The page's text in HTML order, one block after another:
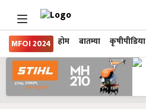
MFOI 2024 होम बातम्या कृषीपीडिया